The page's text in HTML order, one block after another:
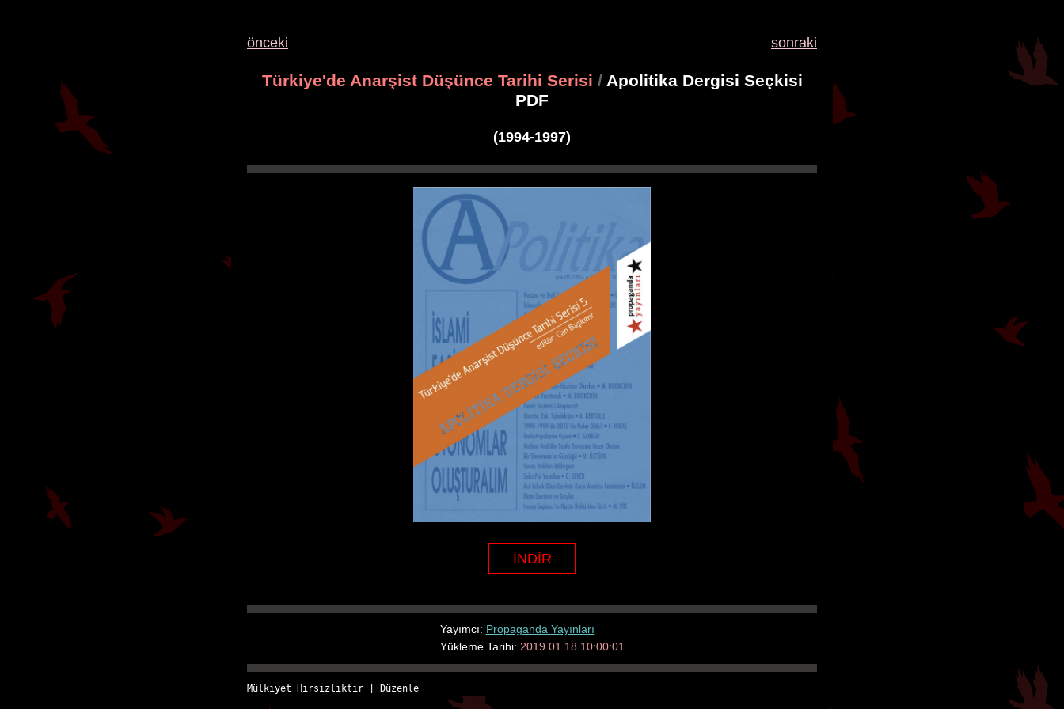
önceki sonraki
Türkiye'de Anarşist Düşünce Tarihi Serisi /Apolitika Dergisi Seçkisi
PDF
(1994-1997)
İNDİR
Yayımcı: Propaganda Yayınları
Yükleme Tarihi: 2019.01.18 10:00:01
Mülkiyet Hırsızlıktır Düzenle